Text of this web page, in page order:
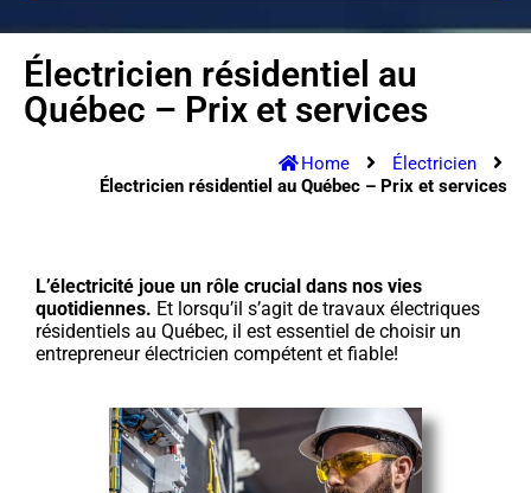
Électricien résidentiel au
Québec – Prix et services
Home
Électricien
Électricien résidentiel au Québec – Prix et services
L’électricité joue un rôle crucial dans nos vies
quotidiennes. Et lorsqu’il s’agit de travaux électriques
résidentiels au Québec, il est essentiel de choisir un
entrepreneur électricien compétent et fiable!